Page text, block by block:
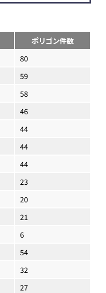
ポリゴン件数
80
59
58
46
44
44
44
23
20
21
6
54
32
27